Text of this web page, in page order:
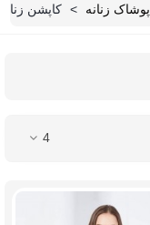
پوشاک زنانه > کاپشن
4